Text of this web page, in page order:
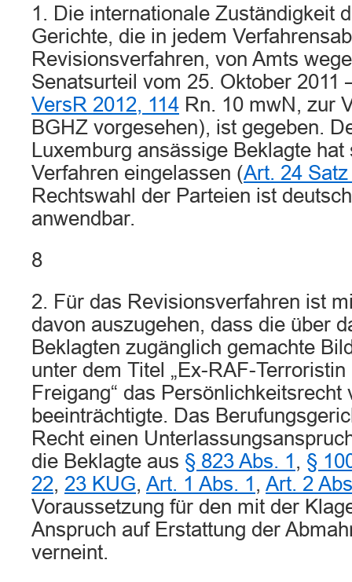
1. Die internationale Zuständigkeit
Gerichte, die in jedem
Revisionsverfahren, von Amts
Senatsurteil vom 25. Oktober 2011
VersR 2012, 114 Rn. 10 mwN, zur
BGHZ vorgesehen), ist gegeben.
Luxemburg ansässige Beklagte
Verfahren eingelassen (Art. 24
Rechtswahl der Parteien ist
anwendbar.
8
2. Für das Revisionsverfahren ist
davon auszugehen, dass die über
Beklagten zugänglich gemachte
unter dem Titel „Ex-RAF-
Freigang“ das Persönlichkeitsrecht
beeinträchtigte. Das
Recht einen
die Beklagte aus § 823 Abs. 1 , §
22, 23 KUG, Art. 1 Abs. 1 , Art. 2
Voraussetzung für den mit der
Anspruch auf Erstattung der
verneint.